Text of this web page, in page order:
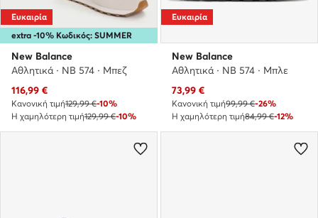
extra -10% Κωδικός: SUMMER
Ευκαιρία
New Balance
Αθλητικά · NB 574 · Μπεζ
Τρέχουσα τιμή
116,99 €
Κανονική τιμή129,99 €-10%
Η χαμηλότερη τιμή129,99 €-10%
Ευκαιρία
New Balance
Αθλητικά · NB 574 · Μπλε
Τρέχουσα τιμή
73,99 €
Κανονική τιμή99,99 €-26%
Η χαμηλότερη τιμή84,99 €-12%